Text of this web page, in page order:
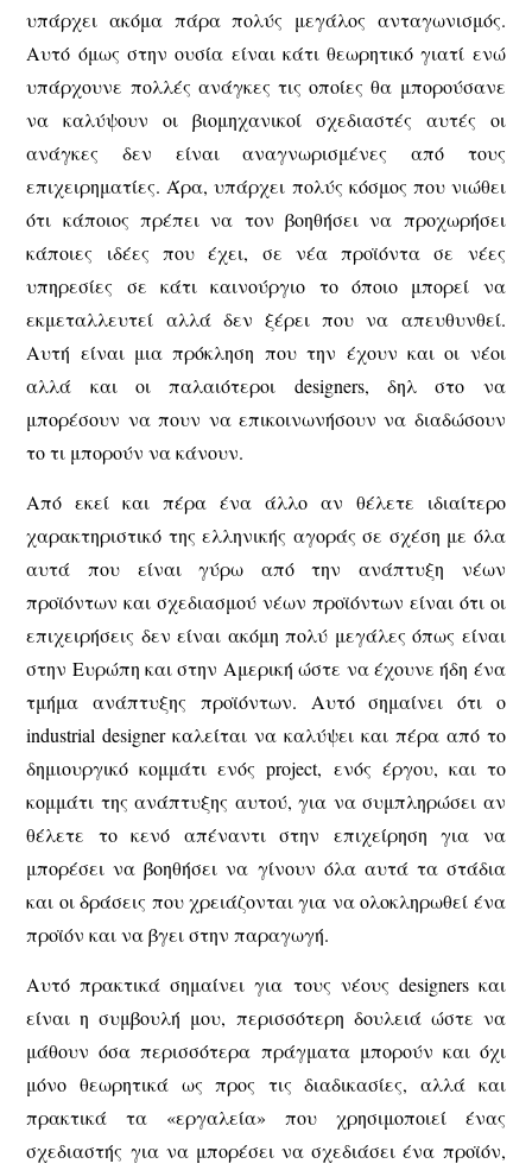
υπάρχει ακόμα πάρα πολύς μεγάλος ανταγωνισμός.
Αυτό όμως στην ουσία είναι κάτι θεωρητικό γιατί ενώ
υπάρχουνε πολλές ανάγκες τις οποίες θα μπορούσανε
να καλύψουν οι βιομηχανικοί σχεδιαστές αυτές οι
ανάγκες δεν είναι αναγνωρισμένες από τους
επιχειρηματίες. Άρα, υπάρχει πολύς κόσμος που νιώθει
ότι κάποιος πρέπει να τον βοηθήσει να προχωρήσει
κάποιες ιδέες που έχει, σε νέα προϊόντα σε νέες
υπηρεσίες σε κάτι καινούργιο το όποιο μπορεί να
εκμεταλλευτεί αλλά δεν ξέρει που να απευθυνθεί.
Αυτή είναι μια πρόκληση που την έχουν και οι νέοι
αλλά και οι παλαιότεροι designers, δηλ στο να
μπορέσουν να πουν να επικοινωνήσουν να διαδώσουν
το τι μπορούν να κάνουν.
Από εκεί και πέρα ένα άλλο αν θέλετε ιδιαίτερο
χαρακτηριστικό της ελληνικής αγοράς σε σχέση με όλα
αυτά που είναι γύρω από την ανάπτυξη νέων
προϊόντων και σχεδιασμού νέων προϊόντων είναι ότι οι
επιχειρήσεις δεν είναι ακόμη πολύ μεγάλες όπως είναι
στην Ευρώπη και στην Αμερική ώστε να έχουνε ήδη ένα
τμήμα ανάπτυξης προϊόντων. Αυτό σημαίνει ότι ο
industrial designer καλείται να καλύψει και πέρα από το
δημιουργικό κομμάτι ενός project, ενός έργου, και το
κομμάτι της ανάπτυξης αυτού, για να συμπληρώσει αν
θέλετε το κενό απέναντι στην επιχείρηση για να
μπορέσει να βοηθήσει να γίνουν όλα αυτά τα στάδια
και οι δράσεις που χρειάζονται για να ολοκληρωθεί ένα
προϊόν και να βγει στην παραγωγή.
Αυτό πρακτικά σημαίνει για τους νέους designers και
είναι η συμβουλή μου, περισσότερη δουλειά ώστε να
μάθουν όσα περισσότερα πράγματα μπορούν και όχι
μόνο θεωρητικά ως προς τις διαδικασίες, αλλά και
πρακτικά τα «εργαλεία» που χρησιμοποιεί ένας
σχεδιαστής για να μπορέσει να σχεδιάσει ένα προϊόν,